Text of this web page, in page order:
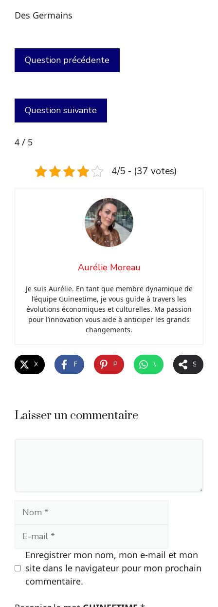
Des Germains
4 / 5
4/5 - (37 votes)
Aurélie Moreau
Je suis Aurélie. En tant que membre dynamique de
l’équipe Guineetime, je vous guide à travers les
évolutions économiques et culturelles. Ma passion
pour l’innovation vous aide à anticiper les grands
changements.
WhatsApp
Laisser un commentaire
Nom
Enregistrer mon nom, mon e-mail et mon
site dans le navigateur pour mon prochain
commentaire.